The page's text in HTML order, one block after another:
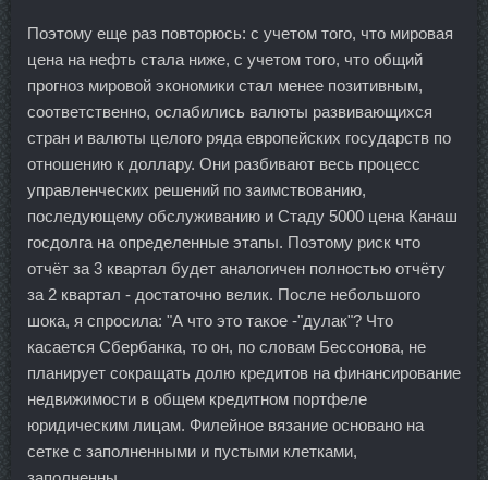
Поэтому еще раз повторюсь: с учетом того, что мировая
цена на нефть стала ниже, с учетом того, что общий
прогноз мировой экономики стал менее позитивным,
соответственно, ослабились валюты развивающихся
стран и валюты целого ряда европейских государств по
отношению к доллару. Они разбивают весь процесс
управленческих решений по заимствованию,
последующему обслуживанию и Стаду 5000 цена Канаш
госдолга на определенные этапы. Поэтому риск что
отчёт за 3 квартал будет аналогичен полностью отчёту
за 2 квартал - достаточно велик. После небольшого
шока, я спросила: "А что это такое -"дулак"? Что
касается Сбербанка, то он, по словам Бессонова, не
планирует сокращать долю кредитов на финансирование
недвижимости в общем кредитном портфеле
юридическим лицам. Филейное вязание основано на
сетке с заполненными и пустыми клетками,